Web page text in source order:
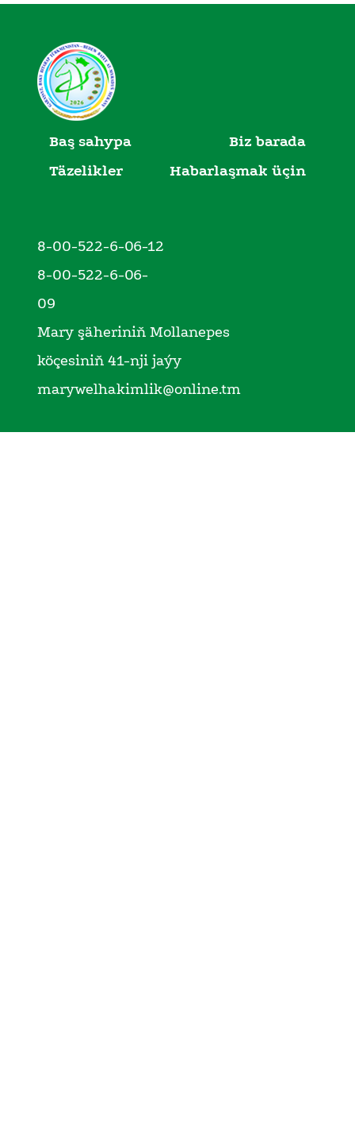
Baş sahypa
Biz barada
Täzelikler
Habarlaşmak üçin
8-00-522-6-06-12
8-00-522-6-06-
09
Mary şäheriniň Mollanepes
köçesiniň 41-nji jaýy
marywelhakimlik@online.tm